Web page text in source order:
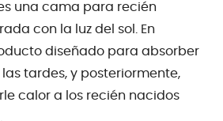
una cama para recién
con la luz del sol. En
diseñado para absorber
tardes, y posteriormente,
calor a los recién nacidos